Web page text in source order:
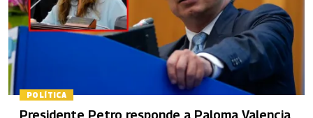
POLÍTICA
Presidente Petro responde a Paloma Valencia